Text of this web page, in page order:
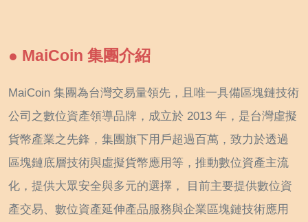
● MaiCoin 集團介紹
MaiCoin 集團為台灣交易量領先，且唯一具備區塊鏈技術
公司之數位資產領導品牌，成立於 2013 年，是台灣虛擬
貨幣產業之先鋒，集團旗下用戶超過百萬，致力於透過
區塊鏈底層技術與虛擬貨幣應用等，推動數位資產主流
化，提供大眾安全與多元的選擇， 目前主要提供數位資
產交易、數位資產延伸產品服務與企業區塊鏈技術應用